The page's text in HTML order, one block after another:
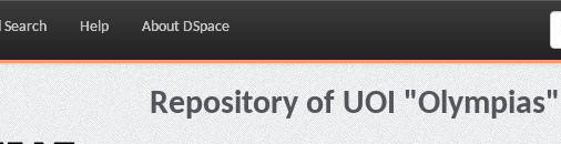
Search Help About DSpace
Repository of UOI "Olympias"